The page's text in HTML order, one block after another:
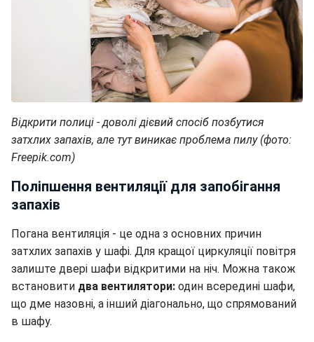
Відкрити полиці - доволі дієвий спосіб позбутися
затхлих запахів, але тут виникає проблема пилу (фото:
Freepik.com)
Поліпшення вентиляції для запобігання
запахів
Погана вентиляція - це одна з основних причин
затхлих запахів у шафі. Для кращої циркуляції повітря
залиште двері шафи відкритими на ніч. Можна також
встановити два вентилятори: один всередині шафи,
що дме назовні, а інший діагонально, що спрямований
в шафу.